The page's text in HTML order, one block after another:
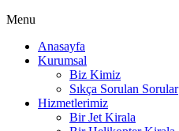
Menu
Anasayfa
Kurumsal
Biz Kimiz
Sıkça Sorulan Sorular
Hizmetlerimiz
Bir Jet Kirala